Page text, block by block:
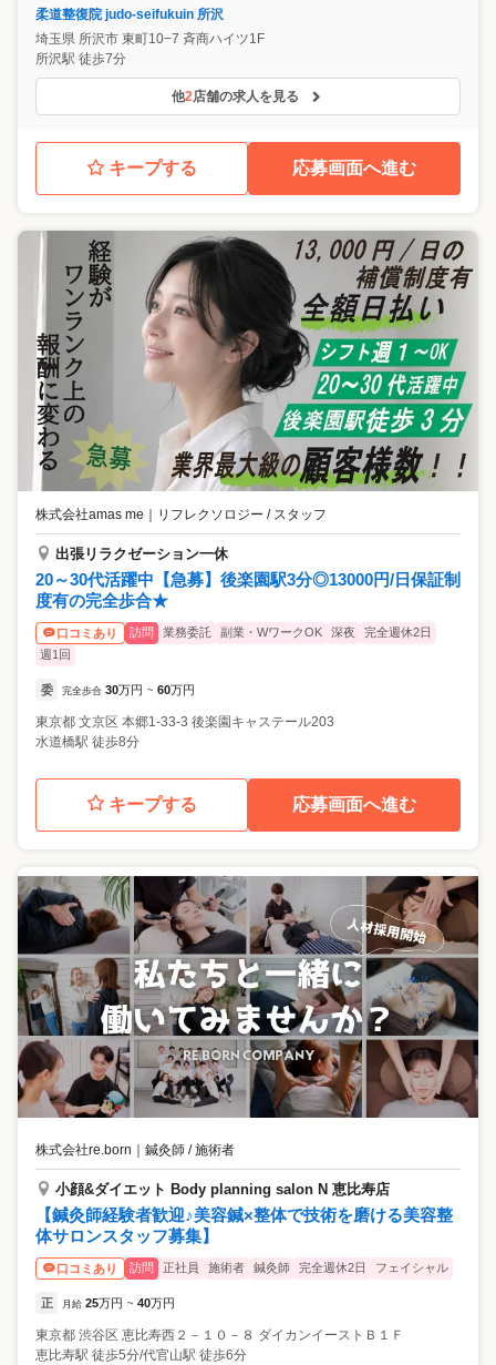
柔道整復院 judo-seifukuin 所沢
埼玉県 所沢市 東町10−7 斉商ハイツ1F
所沢駅 徒歩7分
他2店舗の求人を見る
キープする 応募画面へ進む
株式会社amas me ｜ リフレクソロジー / スタッフ
出張リラクゼーション一休
20～30代活躍中【急募】後楽園駅3分◎13000円/日保証制
度有の完全歩合★
口コミあり 訪問 業務委託 副業・WワークOK 深夜
完全週休2日
週1回
委 完全歩合 30万円 ~ 60万円
東京都 文京区 本郷1-33-3 後楽園キャステール203
水道橋駅 徒歩8分
キープする 応募画面へ進む
株式会社re.born 鍼灸師 / 施術者
小顔&ダイエット Body planning salon N 恵比寿店
【鍼灸師経験者歓迎♪美容鍼×整体で技術を磨ける美容整
体サロンスタッフ募集】
口コミあり 訪問 正社員 施術者 鍼灸師 完全週休2日 フェイシャル
正 月給 25万円 ~ 40万円
東京都 渋谷区 恵比寿西２－１０－８ ダイカンイーストＢ１Ｆ
恵比寿駅 徒歩5分/代官山駅 徒歩6分